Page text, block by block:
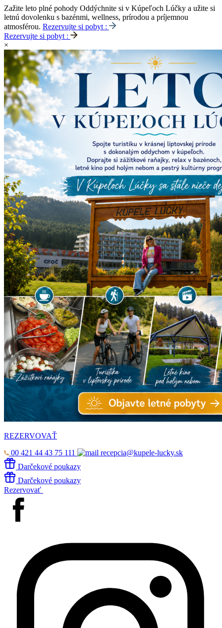
Zažite leto plné pohody Oddýchnite si v Kúpeľoch Lúčky a užite si
letnú dovolenku s bazénmi, wellness, prírodou a príjemnou
atmosférou. Rezervujte si pobyt :
Rezervujte si pobyt :
×
REZERVOVAŤ
00 421 44 43 75 111
recepcia@kupele-lucky.sk
Darčekové poukazy
Darčekové poukazy
Rezervovať